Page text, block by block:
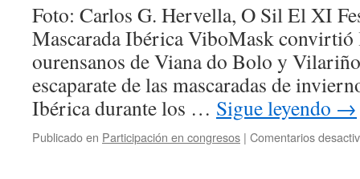
Foto: Carlos G. Hervella, O Sil El XI
Mascarada Ibérica ViboMask
ourensanos de Viana do Bolo y
escaparate de las mascaradas de
Ibérica durante los … Sigue leyendo →
Publicado en Participación en congresos | Comentarios